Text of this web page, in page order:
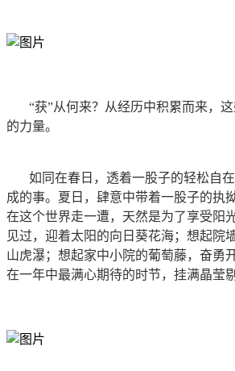
“获”从何来？从经历中积累而来，这
的力量。
如同在春日，透着一股子的轻松自在
成的事。夏日，肆意中带着一股子的执
在这个世界走一遭，天然是为了享受
见过，迎着太阳的向日葵花海；想起院
山虎瀑；想起家中小院的葡萄藤，奋勇
在一年中最满心期待的时节，挂满晶莹